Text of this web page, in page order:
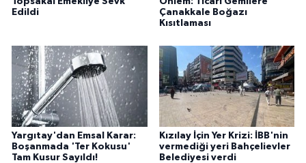
Edildi
Çanakkale Boğazı
Kısıtlaması
Yargıtay'dan Emsal Karar:
Boşanmada 'Ter Kokusu'
Tam Kusur Sayıldı!
Kızılay İçin Yer Krizi: İBB'nin
vermediği yeri Bahçelievler
Belediyesi verdi